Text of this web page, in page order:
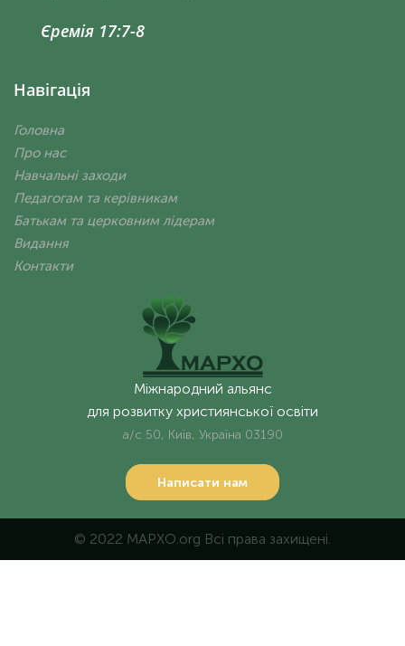
Єремія 17:7-8
Навігація
Головна
Про нас
Навчальні заходи
Педагогам та керівникам
Батькам та церковним лідерам
Видання
Контакти
Міжнародний альянс
для розвитку християнської освіти
а/с 50, Київ, Україна 03190
Написати нам
© 2022 MAPXO.org Всі права захищені.